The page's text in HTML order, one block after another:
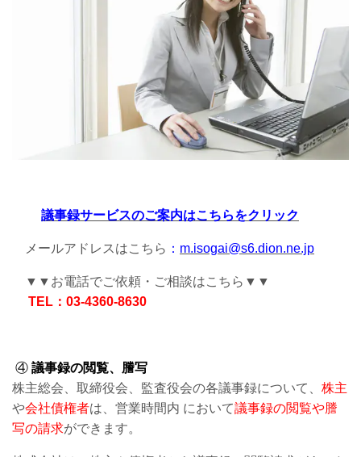
議事録サービスのご案内はこちらをクリック
メールアドレスはこちら ： m.isogai@s6.dion.ne.jp
▼▼お電話でご依頼・ご相談はこちら▼▼
TEL：03-4360-8630
④ 議事録の閲覧、謄写
株主総会、取締役会、監査役会の各議事録について、 株主
や会社債権者は、営業時間内 において議事録の閲覧や謄
写の請求ができます。